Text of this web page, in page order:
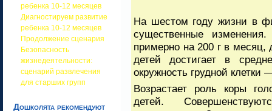
ребенка 10-12 месяцев
Диагностируем развитие
ребенка 10-12 месяцев
Продолжение сценария
Безопасность
жизнедеятельности:
сценарий развлечения
для старших групп
Дошколята рекомендуют
На шестом году жизни в
существенные
примерно на 200 г в
детей достигает в
окружность грудной клетки
Возрастает роль коры
детей.